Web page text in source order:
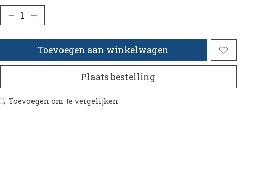
Toevoegen aan winkelwagen
Plaats bestelling
Toevoegen om te vergelijken